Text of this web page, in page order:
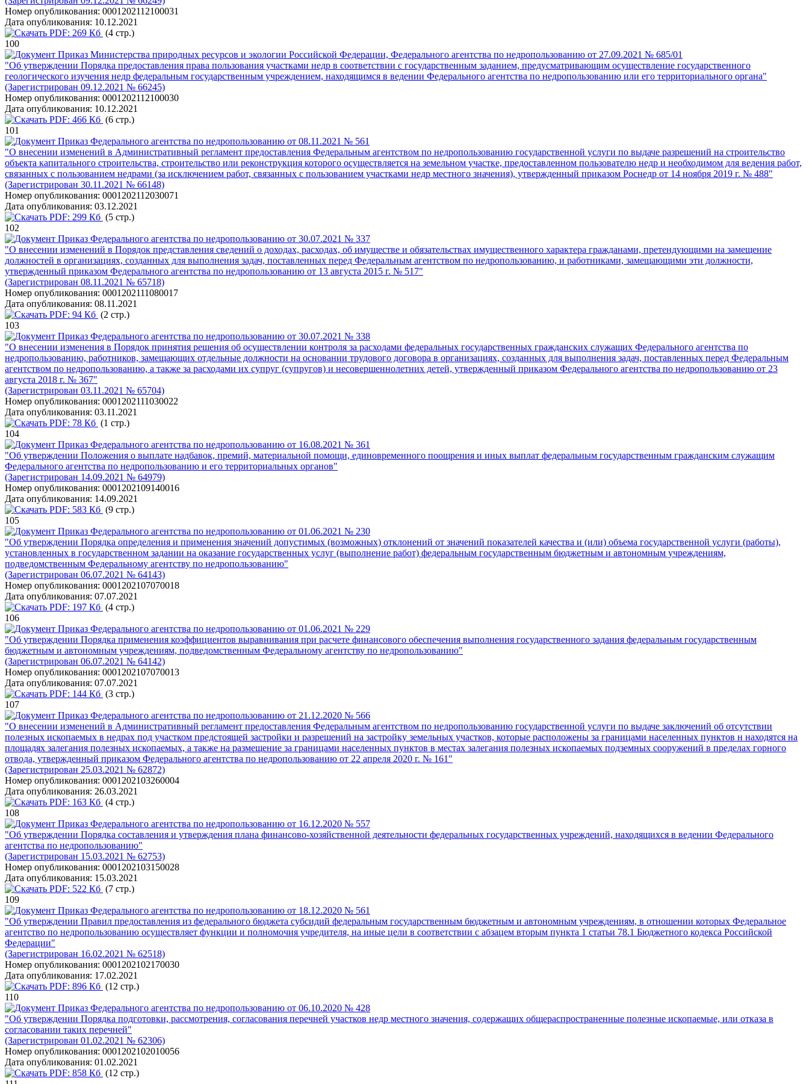
Номер опубликования: 0001202112100031
Дата опубликования: 10.12.2021
PDF: 269 Кб (4 стр.)
100
Приказ Министерства природных ресурсов и экологии Российской Федерации, Федерального агентства по недропользованию от 27.09.2021 № 685/01
"Об утверждении Порядка предоставления права пользования участками недр в соответствии с государственным заданием, предусматривающим осуществление государственного
геологического изучения недр федеральным государственным учреждением, находящимся в ведении Федерального агентства по недропользованию или его территориального органа"
(Зарегистрирован 09.12.2021 № 66245)
Номер опубликования: 0001202112100030
Дата опубликования: 10.12.2021
PDF: 466 Кб (6 стр.)
101
Приказ Федерального агентства по недропользованию от 08.11.2021 № 561
"О внесении изменений в Административный регламент предоставления Федеральным агентством по недропользованию государственной услуги по выдаче разрешений на строительство
объекта капитального строительства, строительство или реконструкция которого осуществляется на земельном участке, предоставленном пользователю недр и необходимом для ведения работ,
связанных с пользованием недрами (за исключением работ, связанных с пользованием участками недр местного значения), утвержденный приказом Роснедр от 14 ноября 2019 г. № 488"
(Зарегистрирован 30.11.2021 № 66148)
Номер опубликования: 0001202112030071
Дата опубликования: 03.12.2021
PDF: 299 Кб (5 стр.)
102
Приказ Федерального агентства по недропользованию от 30.07.2021 № 337
"О внесении изменений в Порядок представления сведений о доходах, расходах, об имуществе и обязательствах имущественного характера гражданами, претендующими на замещение
должностей в организациях, созданных для выполнения задач, поставленных перед Федеральным агентством по недропользованию, и работниками, замещающими эти должности,
утвержденный приказом Федерального агентства по недропользованию от 13 августа 2015 г. № 517"
(Зарегистрирован 08.11.2021 № 65718)
Номер опубликования: 0001202111080017
Дата опубликования: 08.11.2021
PDF: 94 Кб (2 стр.)
103
Приказ Федерального агентства по недропользованию от 30.07.2021 № 338
"О внесении изменения в Порядок принятия решения об осуществлении контроля за расходами федеральных государственных гражданских служащих Федерального агентства по
недропользованию, работников, замещающих отдельные должности на основании трудового договора в организациях, созданных для выполнения задач, поставленных перед Федеральным
агентством по недропользованию, а также за расходами их супруг (супругов) и несовершеннолетних детей, утвержденный приказом Федерального агентства по недропользованию от 23
августа 2018 г. № 367"
(Зарегистрирован 03.11.2021 № 65704)
Номер опубликования: 0001202111030022
Дата опубликования: 03.11.2021
PDF: 78 Кб (1 стр.)
104
Приказ Федерального агентства по недропользованию от 16.08.2021 № 361
"Об утверждении Положения о выплате надбавок, премий, материальной помощи, единовременного поощрения и иных выплат федеральным государственным гражданским служащим
Федерального агентства по недропользованию и его территориальных органов"
(Зарегистрирован 14.09.2021 № 64979)
Номер опубликования: 0001202109140016
Дата опубликования: 14.09.2021
PDF: 583 Кб (9 стр.)
105
Приказ Федерального агентства по недропользованию от 01.06.2021 № 230
"Об утверждении Порядка определения и применения значений допустимых (возможных) отклонений от значений показателей качества и (или) объема государственной услуги (работы),
установленных в государственном задании на оказание государственных услуг (выполнение работ) федеральным государственным бюджетным и автономным учреждениям,
подведомственным Федеральному агентству по недропользованию"
(Зарегистрирован 06.07.2021 № 64143)
Номер опубликования: 0001202107070018
Дата опубликования: 07.07.2021
PDF: 197 Кб (4 стр.)
106
Приказ Федерального агентства по недропользованию от 01.06.2021 № 229
"Об утверждении Порядка применения коэффициентов выравнивания при расчете финансового обеспечения выполнения государственного задания федеральным государственным
бюджетным и автономным учреждениям, подведомственным Федеральному агентству по недропользованию"
(Зарегистрирован 06.07.2021 № 64142)
Номер опубликования: 0001202107070013
Дата опубликования: 07.07.2021
PDF: 144 Кб (3 стр.)
107
Приказ Федерального агентства по недропользованию от 21.12.2020 № 566
"О внесении изменений в Административный регламент предоставления Федеральным агентством по недропользованию государственной услуги по выдаче заключений об отсутствии
полезных ископаемых в недрах под участком предстоящей застройки и разрешений на застройку земельных участков, которые расположены за границами населенных пунктов н находятся на
площадях залегания полезных ископаемых, а также на размещение за границами населенных пунктов в местах залегания полезных ископаемых подземных сооружений в пределах горного
отвода, утвержденный приказом Федерального агентства по недропользованию от 22 апреля 2020 г. № 161"
(Зарегистрирован 25.03.2021 № 62872)
Номер опубликования: 0001202103260004
Дата опубликования: 26.03.2021
PDF: 163 Кб (4 стр.)
108
Приказ Федерального агентства по недропользованию от 16.12.2020 № 557
"Об утверждении Порядка составления и утверждения плана финансово-хозяйственной деятельности федеральных государственных учреждений, находящихся в ведении Федерального
агентства по недропользованию"
(Зарегистрирован 15.03.2021 № 62753)
Номер опубликования: 0001202103150028
Дата опубликования: 15.03.2021
PDF: 522 Кб (7 стр.)
109
Приказ Федерального агентства по недропользованию от 18.12.2020 № 561
"Об утверждении Правил предоставления из федерального бюджета субсидий федеральным государственным бюджетным и автономным учреждениям, в отношении которых Федеральное
агентство по недропользованию осуществляет функции и полномочия учредителя, на иные цели в соответствии с абзацем вторым пункта 1 статьи 78.1 Бюджетного кодекса Российской
Федерации"
(Зарегистрирован 16.02.2021 № 62518)
Номер опубликования: 0001202102170030
Дата опубликования: 17.02.2021
PDF: 896 Кб (12 стр.)
110
Приказ Федерального агентства по недропользованию от 06.10.2020 № 428
"Об утверждении Порядка подготовки, рассмотрения, согласования перечней участков недр местного значения, содержащих общераспространенные полезные ископаемые, или отказа в
согласовании таких перечней"
(Зарегистрирован 01.02.2021 № 62306)
Номер опубликования: 0001202102010056
Дата опубликования: 01.02.2021
PDF: 858 Кб (12 стр.)